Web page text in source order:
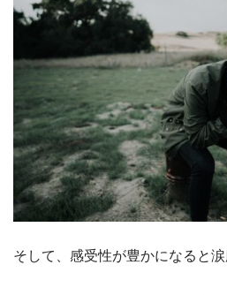
そして、感受性が豊かになると涙